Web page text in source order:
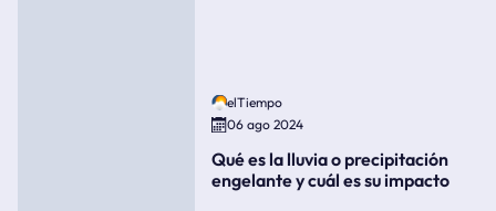
elTiempo
06 ago 2024
Qué es la lluvia o precipitación
engelante y cuál es su impacto